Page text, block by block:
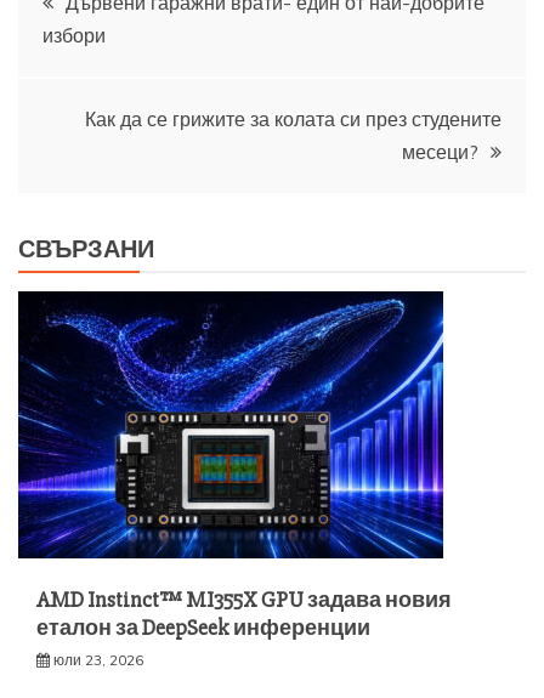
избори
Как да се грижите за колата си през студените
месеци?
СВЪРЗАНИ
AMD Instinct™ MI355X GPU задава новия
еталон за DeepSeek инференции
юли 23, 2026